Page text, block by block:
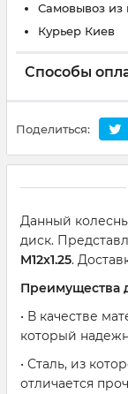
Самовывоз из
Курьер Киев
Способы
Поделиться:
Данный
диск.
M12х1.25.
Преимущества
• В качестве
который
• Сталь, из
отличается